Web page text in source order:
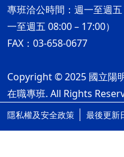
專班洽公時間：週一至週
一至週五 08:00 – 17:00）
FAX：03-658-0677
Copyright © 2025 國立陽
在職專班. All Rights
隱私權及安全政策 最後更新